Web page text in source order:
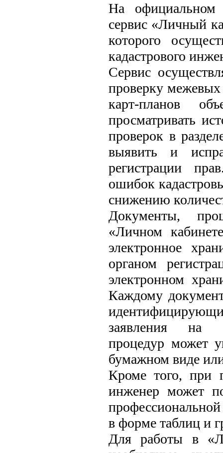
На официальном
сервис «Личный
которого
кадастрового
Сервис
проверку межевых
карт-планов
просматривать
проверок в
выявить и
регистрации
ошибок
снижению
Документы,
«Личном
электронное
органом
электронном
Каждому
заявления на
процедур может
бумажном виде
Кроме того, при
инженер может
профессиональной
в форме таблиц и
Для работы в